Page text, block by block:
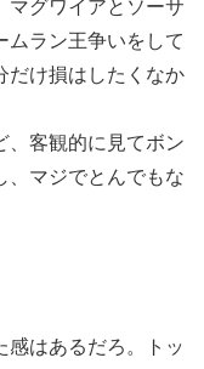
マグワイアとソーサ
ムラン王争いをして
だけ損はしたくなか
、客観的に見てボン
、マジでとんでもな
感はあるだろ。トッ